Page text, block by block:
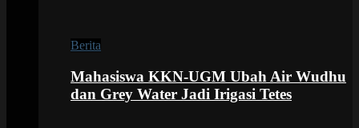
Berita
Mahasiswa KKN-UGM Ubah Air Wudhu
dan Grey Water Jadi Irigasi Tetes